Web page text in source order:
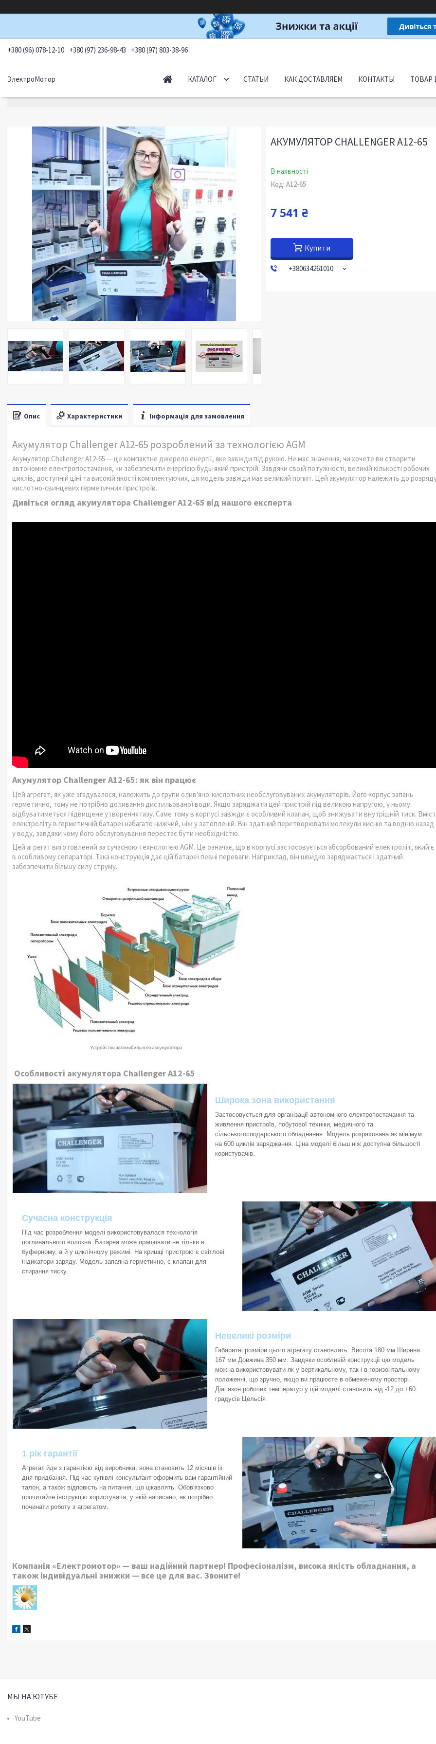
+380 (96) 078-12-10 +380 (97) 236-98-43 +380 (97) 803-38-96
ЭлектроМотор КАТАЛОГ СТАТЬИ КАК ДОСТАВЛЯЕМ КОНТАКТЫ ТОВАР
АКУМУЛЯТОР CHALLENGER А12-65
В наявності
Код:A12-65
7 541 ₴
Купити
+380634261010
Опис Характеристики Інформація для замовлення
Акумулятор Challenger А12-65 розроблений за технологією AGM
Акумулятор Challenger А12-65 — це компактне джерело енергії, яке завжди під рукою. Не має значення, чи хочете ви створити
автономне електропостачання, чи забезпечити енергією будь-який пристрій. Завдяки своїй потужності, великій кількості робочих
циклів, доступній ціні та високій якості комплектуючих, ця модель завжди має великий попит. Цей акумулятор належить до
кислотно-свинцевих герметичних пристроїв.
Дивіться огляд акумулятора Challenger А12-65 від нашого експерта
Акумулятор Challenger А12-65: як він працює
Цей агрегат, як уже згадувалося, належить до групи олив'яно-кислотних необслуговуваних акумуляторів. Його корпус запань
герметично, тому не потрібно доливання дистильованої води. Якщо заряджати цей пристрій під великою напругою, у ньому
відбуватиметься підвищене утворення газу. Саме тому в корпусі завжди є особливий клапан, щоб знижувати внутрішній тиск. Вміст
електроліту в герметичній батареї набагато нижчий, ніж у затопленій. Він здатний перетворювати молекули кисню та водню назад
у воду, завдяки чому його обслуговування перестає бути необхідністю.
Цей агрегат виготовлений за сучасною технологією AGM. Це означає, що в корпусі застосовується абсорбований електроліт, який є
в особливому сепараторі. Така конструкція дає цій батареї певні переваги. Наприклад, він швидко заряджається і здатний
забезпечити більшу силу струму.
Особливості акумулятора Challenger А12-65
Широка зона використання
Застосовується для організації автономного електропостачання та
живлення пристроїв, побутової техніки, медичного та
сільськогосподарського обладнання. Модель розрахована як мінімум
на 600 циклів заряджання. Ціна моделі більш ніж доступна більшості
користувачів.
Сучасна конструкція
Під час розроблення моделі використовувалася технологія
поглинального волокна. Батарея може працювати не тільки в
буферному, а й у циклічному режимі. На кришці пристрою є світлові
індикатори заряду. Модель запаяна герметично, є клапан для
стирання тиску.
Невеликі розміри
Габаритні розміри цього агрегату становлять: Висота 180 мм Ширина
167 мм Довжина 350 мм. Завдяки особливій конструкції цю модель
можна використовувати як у вертикальному, так і в горизонтальному
положенні, що зручно, якщо ви працюєте в обмеженому просторі.
Діапазон робочих температур у цій моделі становить від -12 до +60
градусів Цельсія
1 рік гарантії
Агрегат йде з гарантією від виробника, вона становить 12 місяців із
дня придбання. Під час купівлі консультант оформить вам гарантійний
талон, а також відповість на питання, що цікавлять. Обов'язково
прочитайте інструкцію користувача, у якій написано, як потрібно
починати роботу з агрегатом.
Компанія «Електромотор» — ваш надійний партнер! Професіоналізм, висока якість обладнання, а
також індивідуальні знижки — все це для вас. Звоните!
МЫ НА ЮТУБЕ
YouTube